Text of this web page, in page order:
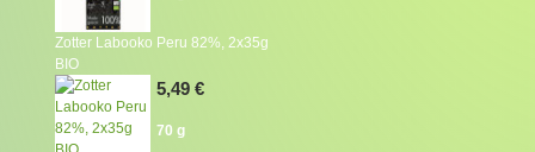
Zotter Labooko Peru 82%, 2x35g
BIO
5,49 €
70 g